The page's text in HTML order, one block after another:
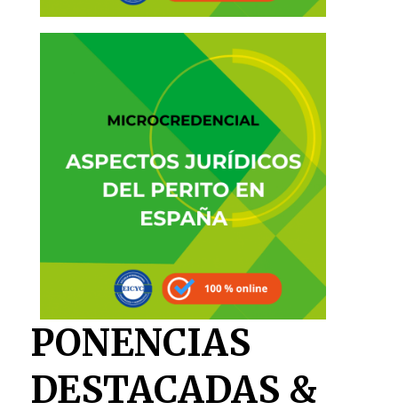
PONENCIAS
DESTACADAS &